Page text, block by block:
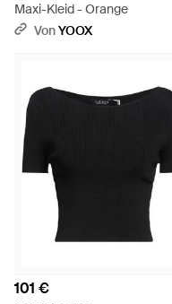
Maxi-Kleid - Orange
VonYOOX
101 €